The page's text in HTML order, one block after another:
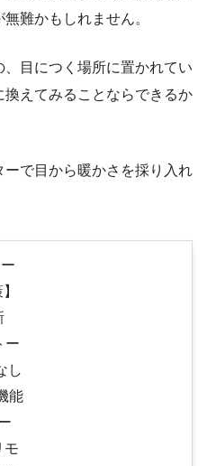
難かもしれません。
目につく場所に置かれてい
えてみることならできるか
で目から暖かさを採り入れ
ー
し
能
モ